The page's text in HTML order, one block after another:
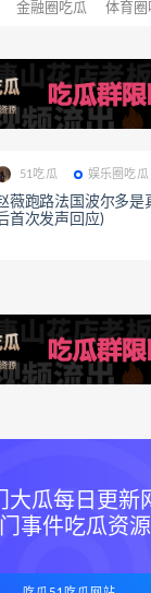
金融圈吃瓜 体育圈
51吃瓜 娱乐圈吃瓜
薇跑路法国波尔多是
首次发声回应)
大瓜每日更新
事件吃瓜资